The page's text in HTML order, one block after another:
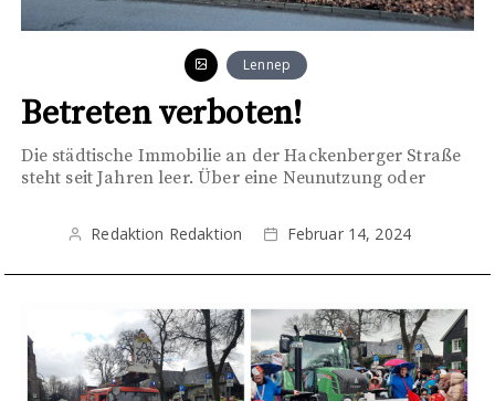
Lennep
Betreten verboten!
Die städtische Immobilie an der Hackenberger Straße
steht seit Jahren leer. Über eine Neunutzung oder
Redaktion Redaktion Februar 14, 2024